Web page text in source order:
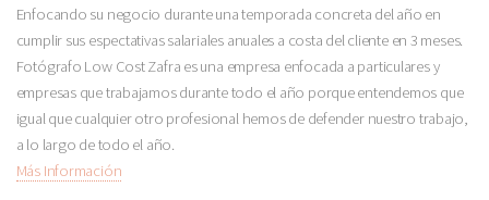
Enfocando su negocio durante una temporada concreta del año en
cumplir sus espectativas salariales anuales a costa del cliente en 3 meses.
Fotógrafo Low Cost Zafra es una empresa enfocada a particulares y
empresas que trabajamos durante todo el año porque entendemos que
igual que cualquier otro profesional hemos de defender nuestro trabajo,
a lo largo de todo el año.
Más Información